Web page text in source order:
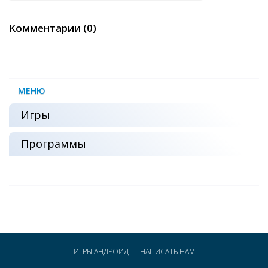
Комментарии (0)
МЕНЮ
Игры
Программы
ИГРЫ АНДРОИД НАПИСАТЬ НАМ